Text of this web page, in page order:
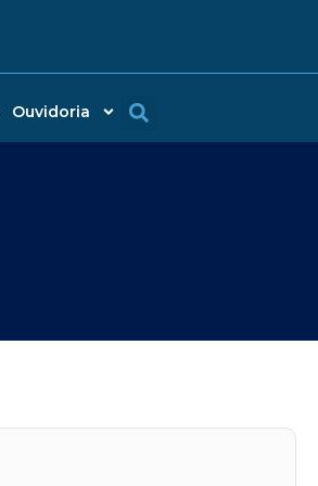
Ouvidoria